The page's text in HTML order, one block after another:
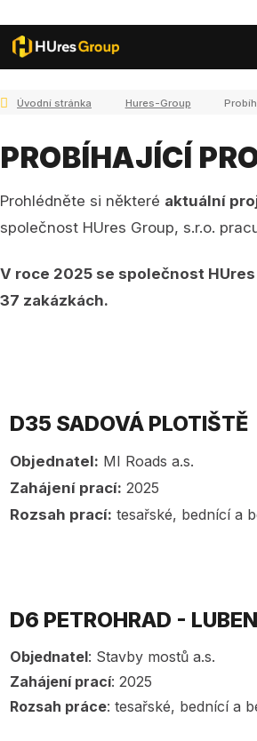
Úvodní stránka Hures-Group
PROBÍHAJÍCÍ
Prohlédněte si některé aktuální
společnost HUres Group, s.r.o.
V roce 2025 se společnost
37 zakázkách.
D35 SADOVÁ PLOTIŠTĚ
Objednatel: MI Roads a.s.
Zahájení prací: 2025
Rozsah prací: tesařské, bednící a
D6 PETROHRAD -
Objednatel: Stavby mostů a.s.
Zahájení prací: 2025
Rozsah práce: tesařské, bednící a